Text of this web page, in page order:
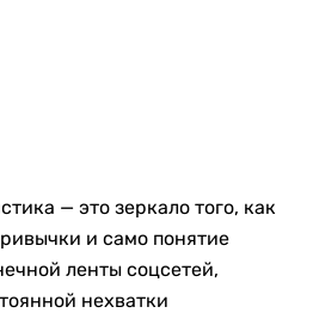
— это зеркало того, как
и само понятие
ленты соцсетей,
нехватки